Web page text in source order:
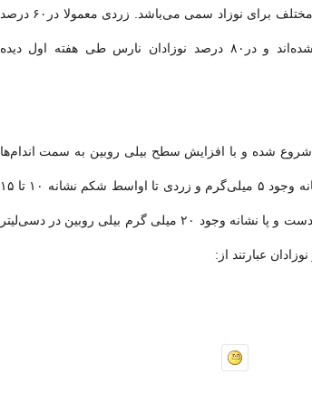
که در مقادیر بالا و در شرایط مختلف برای نوزاد سمی می‌باشد. زردی معمولا در۶۰ درصد
نوزادانی که به موقع متولد شده‌اند و در۸۰ درصد نوزادان نارس طی هفته اول دیده
شده و با افزایش سطح بیلی روبین به سمت اندام‌ها
انتشار می‌یابد. زردی چهره نشانه وجود ۵ میلی‌گرم و زردی تا اواسط شکم نشانه ۱۰ تا ۱۵
میلی‌گرم و زردی اندام و کف دست و پا نشانه وجود ۲۰ میلی گرم بیلی روبین در دسی‌لیتر
عبارتند از: